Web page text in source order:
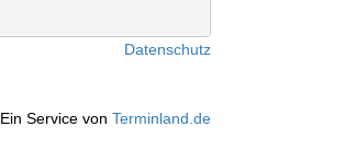
Datenschutz
Ein Service von Terminland.de